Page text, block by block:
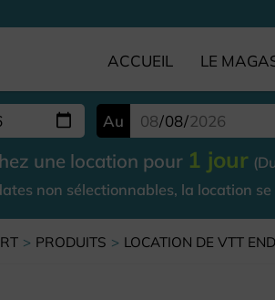
ACCUEIL LE
Au
une location pour 1 jour
non sélectionnables, la location
PRODUITS LOCATION DE VTT